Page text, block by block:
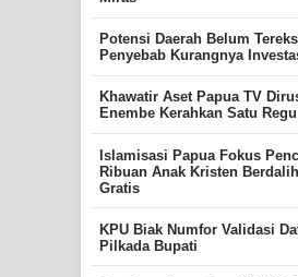
Potensi Daerah Belum
Penyebab Kurangnya
Khawatir Aset Papua TV
Enembe Kerahkan Satu
Islamisasi Papua Fokus
Ribuan Anak Kristen
Gratis
KPU Biak Numfor Validasi
Pilkada Bupati